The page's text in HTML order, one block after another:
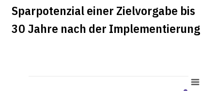
Sparpotenzial einer Zielvorgabe bis
30 Jahre nach der Implementierung